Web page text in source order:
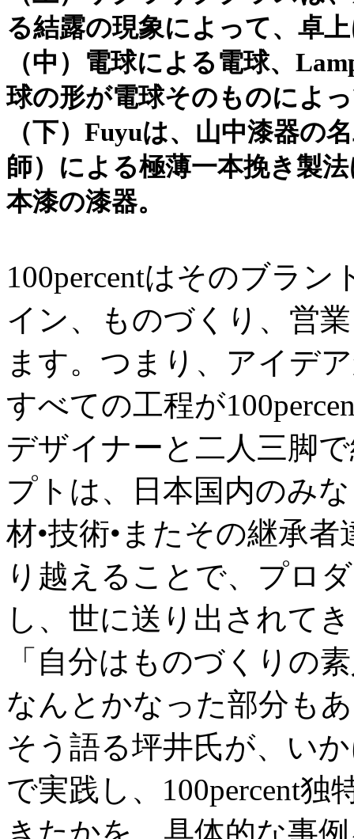
る結露の現象によって、卓
（中）電球による電球、
球の形が電球そのものによ
（下）Fuyuは、山中漆器の
師）による極薄一本挽き製
本漆の漆器。
100percentはそのブラ
イン、ものづくり、営
ます。つまり、アイデ
すべての工程が
デザイナーと二人三脚
プトは、日本国内のみ
材•技術•またその継承
り越えることで、プロ
し、世に送り出されて
「自分はものづくりの
なんとかなった部分も
そう語る坪井氏が、い
で実践し、100percent
きたかを、具体的な事